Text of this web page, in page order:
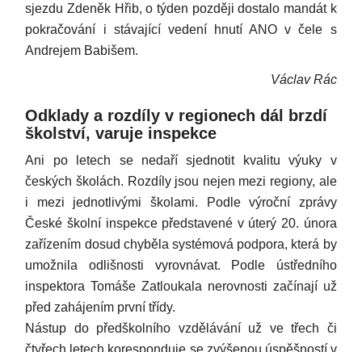
sjezdu Zdeněk Hřib, o týden později dostalo mandát k
pokračování i stávající vedení hnutí ANO v čele s
Andrejem Babišem.
Václav Rác
Odklady a rozdíly v regionech dál brzdí
školství, varuje inspekce
Ani po letech se nedaří sjednotit kvalitu výuky v
českých školách. Rozdíly jsou nejen mezi regiony, ale
i mezi jednotlivými školami. Podle výroční zprávy
České školní inspekce představené v úterý 20. února
zařízením dosud chyběla systémová podpora, která by
umožnila odlišnosti vyrovnávat. Podle ústředního
inspektora Tomáše Zatloukala nerovnosti začínají už
před zahájením první třídy.
Nástup do předškolního vzdělávání už ve třech či
čtyřech letech koresponduje se zvýšenou úspěšností v